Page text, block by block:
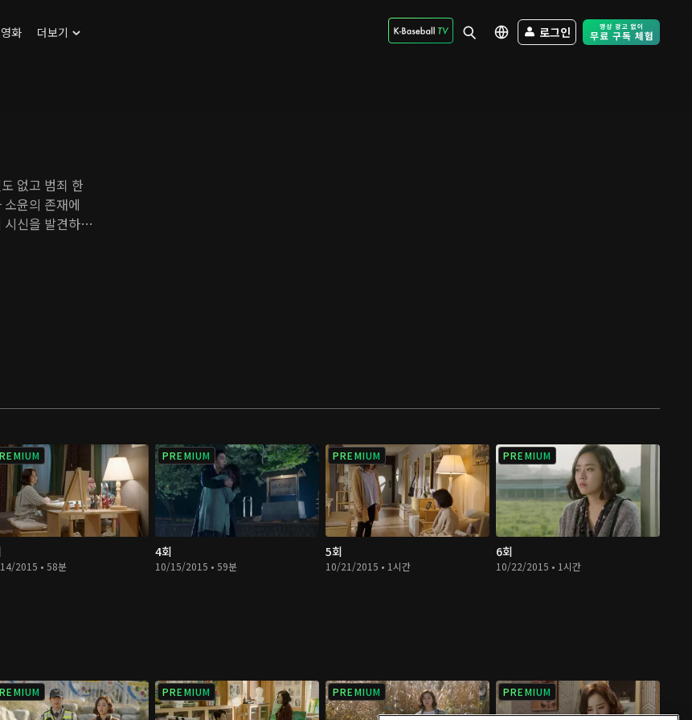
영화 더보기 로그인 Free Trial -
없고 범죄 한
윤의 존재에
신을 발견하면
2015 • 58분
PREMIUM
4회
10/15/2015 • 59분
PREMIUM
5회
10/21/2015 • 1시간
PREMIUM
6회
10/22/2015 • 1시간
PREMIUM PREMIUM PREMIUM